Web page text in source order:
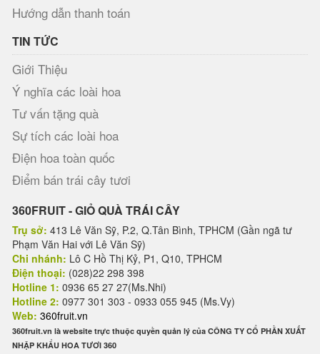
Hướng dẫn thanh toán
TIN TỨC
Giới Thiệu
Ý nghĩa các loài hoa
Tư vấn tặng quà
Sự tích các loài hoa
Điện hoa toàn quốc
Điểm bán trái cây tươi
360FRUIT - GIỎ QUÀ TRÁI CÂY
Trụ sở: 413 Lê Văn Sỹ, P.2, Q.Tân Bình, TPHCM (Gần ngã tư
Phạm Văn Hai với Lê Văn Sỹ)
Chi nhánh: Lô C Hồ Thị Kỷ, P1, Q10, TPHCM
Điện thoại: (028)22 298 398
Hotline 1: 0936 65 27 27(Ms.Nhi)
Hotline 2: 0977 301 303 - 0933 055 945 (Ms.Vy)
Web: 360fruit.vn
360fruit.vn là website trực thuộc quyền quản lý của CÔNG TY CỔ PHẦN XUẤT
NHẬP KHẨU HOA TƯƠI 360